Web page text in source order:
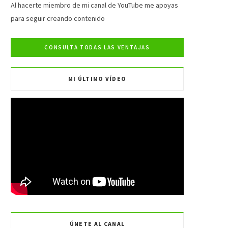
e
b
t
t
t
a
m
T
Al hacerte miembro de mi canal de YouTube me apoyas
para seguir creando contenido
MI ÚLTIMO VÍDEO
ÚNETE AL CANAL